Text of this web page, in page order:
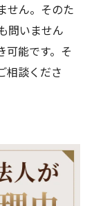
せん。そのた
問いません
可能です。そ
相談くださ